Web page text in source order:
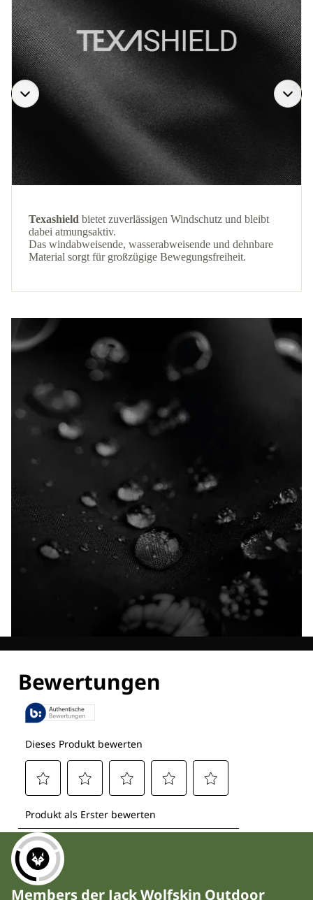
Texashield bietet zuverlässigen Windschutz und bleibt
dabei atmungsaktiv.
Das windabweisende, wasserabweisende und dehnbare
Material sorgt für großzügige Bewegungsfreiheit.
Members der Jack Wolfskin Outdoor